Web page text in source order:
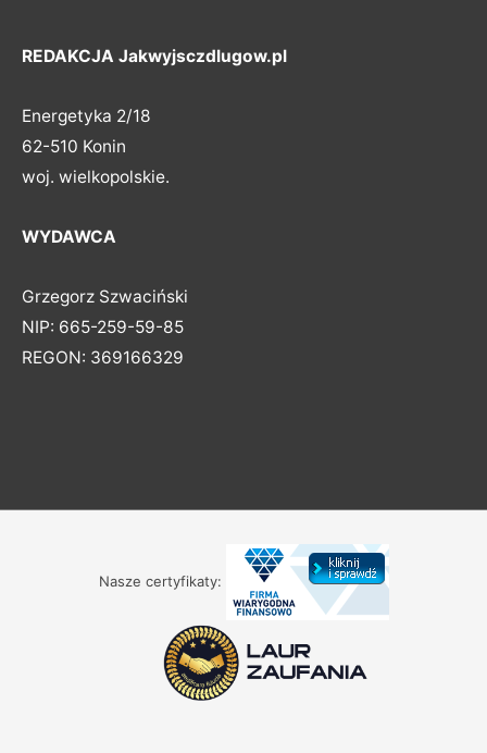
REDAKCJA Jakwyjsczdlugow.pl
Energetyka 2/18
62-510 Konin
woj. wielkopolskie.
WYDAWCA
Grzegorz Szwaciński
NIP: 665-259-59-85
REGON: 369166329
Nasze certyfikaty: